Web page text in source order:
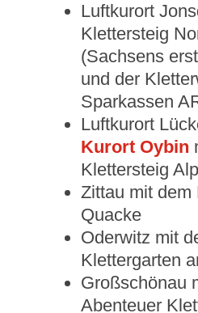
Luftkurort
Klettersteig
(Sachsens
und der
Sparkassen
Luftkurort
Kurort Oybin
Klettersteig
Zittau mit dem
Quacke
Oderwitz mit
Klettergarten
Großschönau
Abenteuer